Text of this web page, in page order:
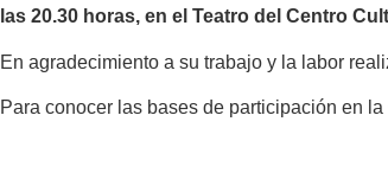
las 20.30 horas, en el Teatro del Centro
En agradecimiento a su trabajo y la labor
Para conocer las bases de participación en la